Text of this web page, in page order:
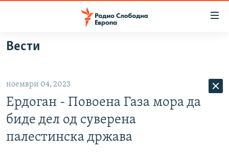
Оди
на
главната
навигација
на
ВИЗУЕЛНО
ВЕСТИ
ШТО ТРЕБА ДА ЗНАЕТЕ
ПРИЈАВИ СЕ ЗА ЊУЗЛЕТЕР
Вести
ноември 04, 2023
Ердоган - Повоена Газа мора да
биде дел од суверена
палестинска држава